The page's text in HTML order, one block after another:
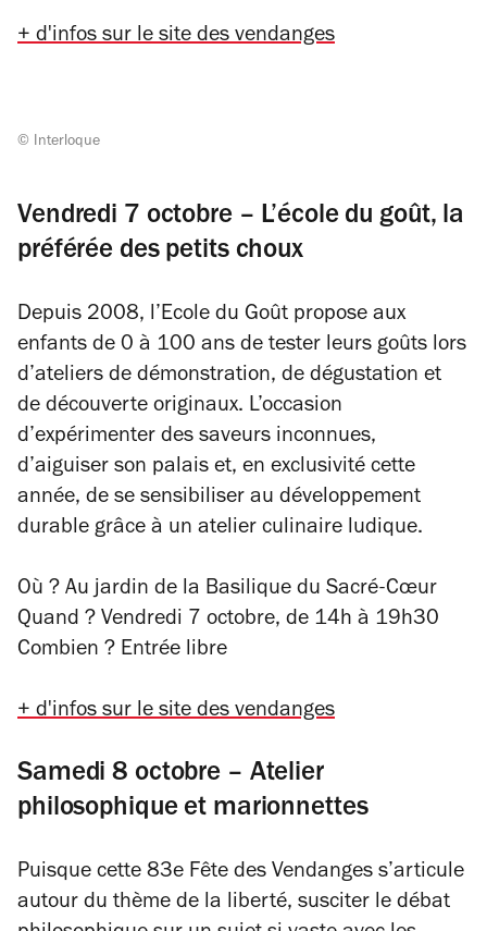
+ d'infos sur le site des vendanges
© Interloque
Vendredi 7 octobre – L’école du goût, la
préférée des petits choux
Depuis 2008, l’Ecole du Goût propose aux
enfants de 0 à 100 ans de tester leurs goûts lors
d’ateliers de démonstration, de dégustation et
de découverte originaux. L’occasion
d’expérimenter des saveurs inconnues,
d’aiguiser son palais et, en exclusivité cette
année, de se sensibiliser au développement
durable grâce à un atelier culinaire ludique.
Où ? Au jardin de la Basilique du Sacré-Cœur
Quand ? Vendredi 7 octobre, de 14h à 19h30
Combien ? Entrée libre
+ d'infos sur le site des vendanges
Samedi 8 octobre – Atelier
philosophique et marionnettes
Puisque cette 83e Fête des Vendanges s’articule
autour du thème de la liberté, susciter le débat